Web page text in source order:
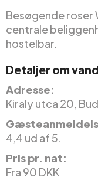
Besøgende roser
centrale
hostelbar.
Detaljer om
Adresse:
Kiraly utca 20,
4,4 ud af 5.
Pris pr. nat:
Fra 90 DKK